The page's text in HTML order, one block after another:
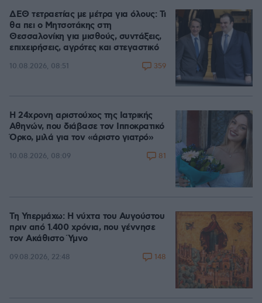
ΔΕΘ τετραετίας με μέτρα για όλους: Τι
θα πει ο Μητσοτάκης στη
Θεσσαλονίκη για μισθούς, συντάξεις,
επιχειρήσεις, αγρότες και στεγαστικό
10.08.2026, 08:51 359
Η 24χρονη αριστούχος της Ιατρικής
Αθηνών, που διάβασε τον Ιπποκρατικό
Όρκο, μιλά για τον «άριστο γιατρό»
10.08.2026, 08:09 81
Τη Υπερμάχω: Η νύχτα του Αυγούστου
πριν από 1.400 χρόνια, που γέννησε
τον Ακάθιστο Ύμνο
09.08.2026, 22:48 148